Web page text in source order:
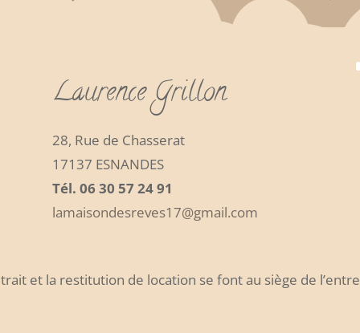
Laurence Grillon
28, Rue de Chasserat
17137 ESNANDES
Tél. 06 30 57 24 91
lamaisondesreves17@gmail.com
et la restitution de location se font au siège de